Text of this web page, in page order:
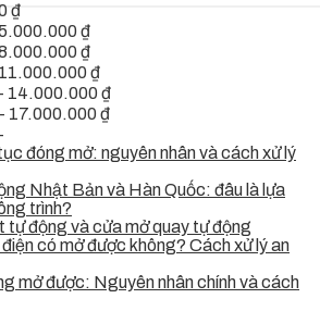
₫
₫
₫
₫
14.000.000 ₫
17.000.000 ₫
đóng mở: nguyên nhân và cách xử lý
Nhật Bản và Hàn Quốc: đâu là lựa
trình?
tự động và cửa mở quay tự động
có mở được không? Cách xử lý an
mở được: Nguyên nhân chính và cách